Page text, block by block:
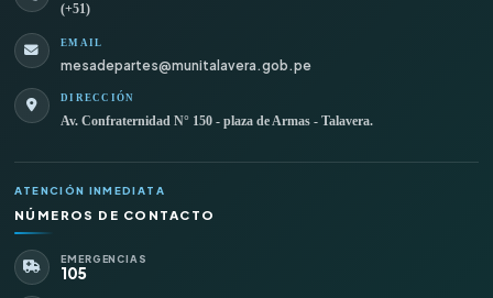
(+51)
EMAIL
mesadepartes@munitalavera.gob.pe
DIRECCIÓN
Av. Confraternidad N° 150 - plaza de Armas - Talavera.
ATENCIÓN INMEDIATA
NÚMEROS DE CONTACTO
EMERGENCIAS
105